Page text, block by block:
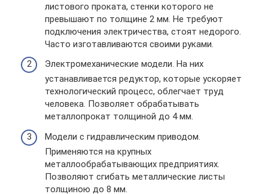
листового проката, стенки которого не
превышают по толщине 2 мм. Не требуют
подключения электричества, стоят недорого.
Часто изготавливаются своими руками.
Электромеханические модели. На них
устанавливается редуктор, которые ускоряет
технологический процесс, облегчает труд
человека. Позволяет обрабатывать
металлопрокат толщиной до 4 мм.
Модели с гидравлическим приводом.
Применяются на крупных
металлообрабатывающих предприятиях.
Позволяют сгибать металлические листы
толщиною до 8 мм.